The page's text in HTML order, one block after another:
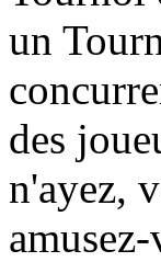
un
des
n'ayez,